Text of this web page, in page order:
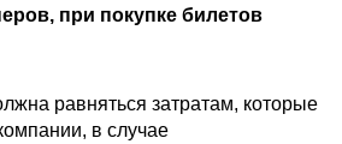
при покупке билетов
равняться затратам, которые
в случае